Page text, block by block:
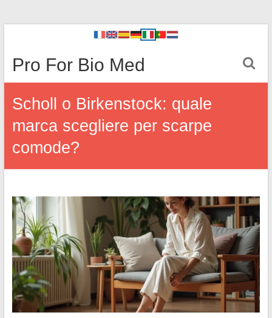
Pro For Bio Med
Scholl o Birkenstock: quale
marca scegliere per scarpe
comode?